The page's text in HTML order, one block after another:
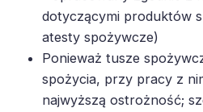
dotyczącymi produktów
atesty spożywcze)
Ponieważ tusze
spożycia, przy pracy z
najwyższą ostrożność;